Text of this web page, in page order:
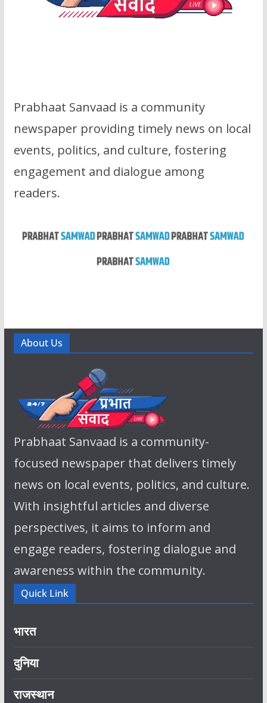
Prabhaat Sanvaad is a community
newspaper providing timely news on local
events, politics, and culture, fostering
engagement and dialogue among
readers.
About Us
Prabhaat Sanvaad is a community-
focused newspaper that delivers timely
news on local events, politics, and culture.
With insightful articles and diverse
perspectives, it aims to inform and
engage readers, fostering dialogue and
awareness within the community.
Quick Link
भारत
दुनिया
राजस्थान